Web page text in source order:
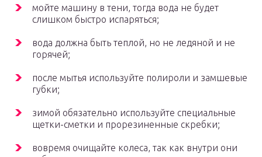
мойте машину в тени, тогда вода не будет
слишком быстро испаряться;
вода должна быть теплой, но не ледяной и не
горячей;
после мытья используйте полироли и замшевые
губки;
зимой обязательно используйте специальные
щетки-сметки и прорезиненные скребки;
вовремя очищайте колеса, так как внутри они